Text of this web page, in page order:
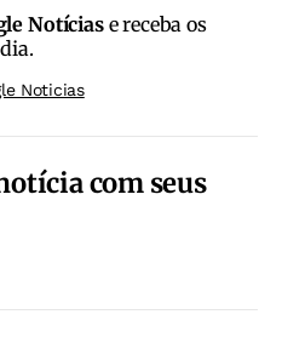
Notíciase receba os
Noticias
com seus